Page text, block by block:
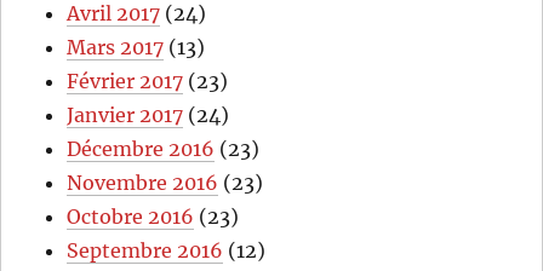
Avril 2017 (24)
Mars 2017 (13)
Février 2017 (23)
Janvier 2017 (24)
Décembre 2016 (23)
Novembre 2016 (23)
Octobre 2016 (23)
Septembre 2016 (12)